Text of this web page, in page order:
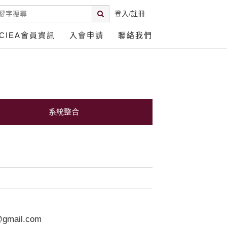
登入/註冊
會員資訊 入會申請 聯絡我們
系統整合